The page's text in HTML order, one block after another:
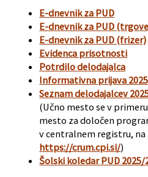
E-dnevnik za PUD
E-dnevnik za PUD
E-dnevnik za PUD (frizer)
Evidenca prisotnosti
Potrdilo delodajalca
Informativna prijava
Seznam delodajalcev
(Učno mesto se v
mesto za določen
v centralnem registru, na
https://crum.cpi.si/)
Šolski koledar PUD 2025/